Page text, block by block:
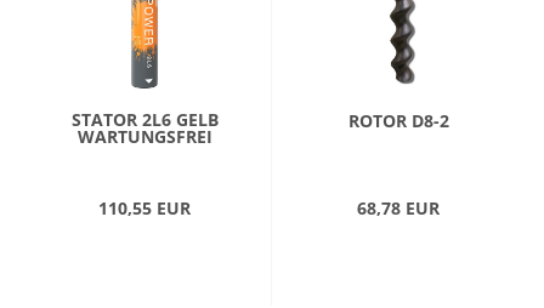
STATOR 2L6 GELB
WARTUNGSFREI
110,55 EUR
ROTOR D8-2
68,78 EUR